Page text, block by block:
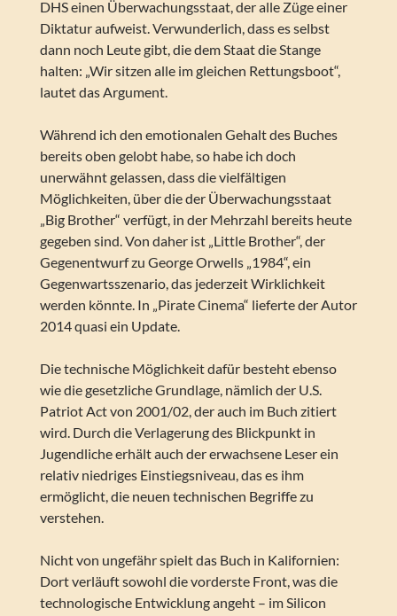
DHS einen Überwachungsstaat, der alle Züge einer
Diktatur aufweist. Verwunderlich, dass es selbst
dann noch Leute gibt, die dem Staat die Stange
halten: „Wir sitzen alle im gleichen Rettungsboot“,
lautet das Argument.
Während ich den emotionalen Gehalt des Buches
bereits oben gelobt habe, so habe ich doch
unerwähnt gelassen, dass die vielfältigen
Möglichkeiten, über die der Überwachungsstaat
„Big Brother“ verfügt, in der Mehrzahl bereits heute
gegeben sind. Von daher ist „Little Brother“, der
Gegenentwurf zu George Orwells „1984“, ein
Gegenwartsszenario, das jederzeit Wirklichkeit
werden könnte. In „Pirate Cinema“ lieferte der Autor
2014 quasi ein Update.
Die technische Möglichkeit dafür besteht ebenso
wie die gesetzliche Grundlage, nämlich der U.S.
Patriot Act von 2001/02, der auch im Buch zitiert
wird. Durch die Verlagerung des Blickpunkt in
Jugendliche erhält auch der erwachsene Leser ein
relativ niedriges Einstiegsniveau, das es ihm
ermöglicht, die neuen technischen Begriffe zu
verstehen.
Nicht von ungefähr spielt das Buch in Kalifornien:
Dort verläuft sowohl die vorderste Front, was die
technologische Entwicklung angeht – im Silicon